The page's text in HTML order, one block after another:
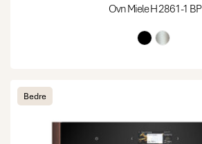
Ovn Miele H 2861-1 BP
Bedre